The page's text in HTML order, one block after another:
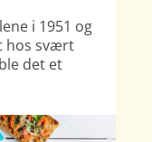
i 1951 og
hos svært
det et